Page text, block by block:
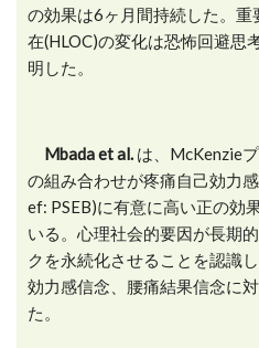
の効果は6ヶ月間持続した。
在(HLOC)の変化は恐怖回避思
明した。
Mbada et al. は、McKenzie
の組み合わせが疼痛自己効力
ef: PSEB)に有意に高い正の効
いる。心理社会的要因が長期
クを永続化させることを認識
効力感信念、腰痛結果信念に
た。